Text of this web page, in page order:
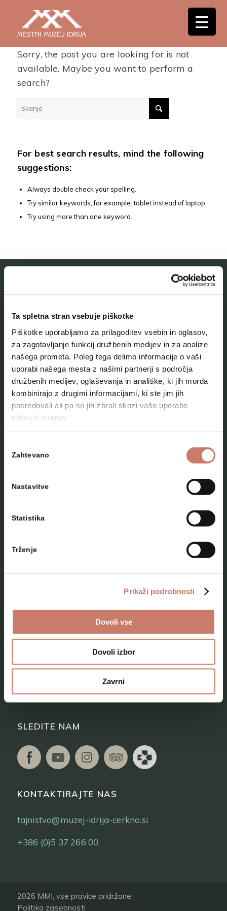
Ta spletna stran vsebuje piškotke
Piškotke uporabljamo za prilagoditev vsebin in oglasov,
za zagotavljanje funkcij družbenih medijev in za analize
našega prometa. Poleg tega delimo informacije o vaši
uporabi našega mesta z našimi partnerji s področja
družbenih medijev, oglaševanja in analitike, ki jih morda
kombinirajo z drugimi informacijami, ki ste jim jih
posredovali ali pa so jih zbrali skozi vašo uporabo
njihovih storitev.
soglasja
Zahtevano
Nastavitve
Statistika
Trženje
Prikaži podrobnosti
Dovoli vse
Dovoli izbor
Zavrni
Nothing Found
Sorry, the post you are looking for is not
available. Maybe you want to perform a
search?
For best search results, mind the following
suggestions:
Always double check your spelling.
Try similar keywords, for example: tablet instead of laptop.
Try using more than one keyword.
O muzeju
Naše zbirke
Aktualno
Kontakt
Kam na izlet
Programi za skupine odraslih
Kje smo
SLEDITE NAM
KONTAKTIRAJTE NAS
tajnistvo@muzej-idrija-cerkno.si
+386 (0)5 37 266 00
2026 MMI, vse pravice pridržane
Politika zasebnosti